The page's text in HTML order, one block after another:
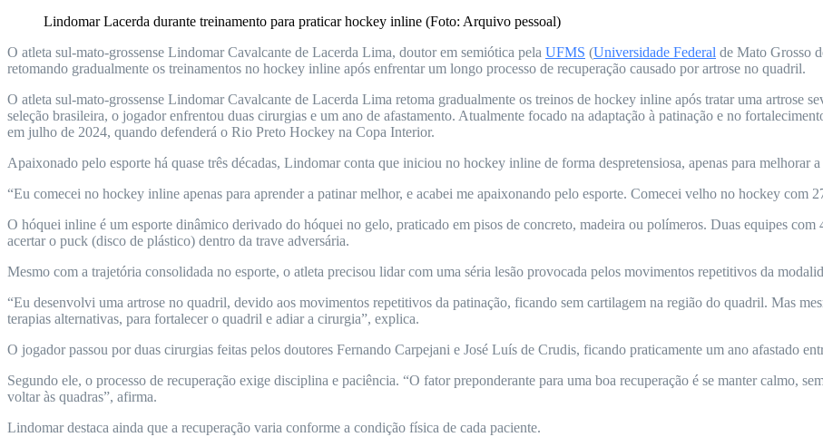
Lindomar Lacerda durante treinamento para praticar hockey inline (Foto: Arquivo pessoal)
O atleta sul-mato-grossense Lindomar Cavalcante de Lacerda Lima, doutor em semiótica pela UFMS (Universidade Federal de Mato Grosso
retomando gradualmente os treinamentos no hockey inline após enfrentar um longo processo de recuperação causado por artrose no quadril.
O atleta sul-mato-grossense Lindomar Cavalcante de Lacerda Lima retoma gradualmente os treinos de hockey inline após tratar uma artrose
seleção brasileira, o jogador enfrentou duas cirurgias e um ano de afastamento. Atualmente focado na adaptação à patinação e no
em julho de 2024, quando defenderá o Rio Preto Hockey na Copa Interior.
Apaixonado pelo esporte há quase três décadas, Lindomar conta que iniciou no hockey inline de forma despretensiosa, apenas para melhorar a
“Eu comecei no hockey inline apenas para aprender a patinar melhor, e acabei me apaixonando pelo esporte. Comecei velho no hockey com
O hóquei inline é um esporte dinâmico derivado do hóquei no gelo, praticado em pisos de concreto, madeira ou polímeros. Duas equipes com
acertar o puck (disco de plástico) dentro da trave adversária.
Mesmo com a trajetória consolidada no esporte, o atleta precisou lidar com uma séria lesão provocada pelos movimentos repetitivos da
“Eu desenvolvi uma artrose no quadril, devido aos movimentos repetitivos da patinação, ficando sem cartilagem na região do quadril. Mas
terapias alternativas, para fortalecer o quadril e adiar a cirurgia”, explica.
O jogador passou por duas cirurgias feitas pelos doutores Fernando Carpejani e José Luís de Crudis, ficando praticamente um ano afastado
Segundo ele, o processo de recuperação exige disciplina e paciência. “O fator preponderante para uma boa recuperação é se manter calmo,
voltar às quadras”, afirma.
Lindomar destaca ainda que a recuperação varia conforme a condição física de cada paciente.